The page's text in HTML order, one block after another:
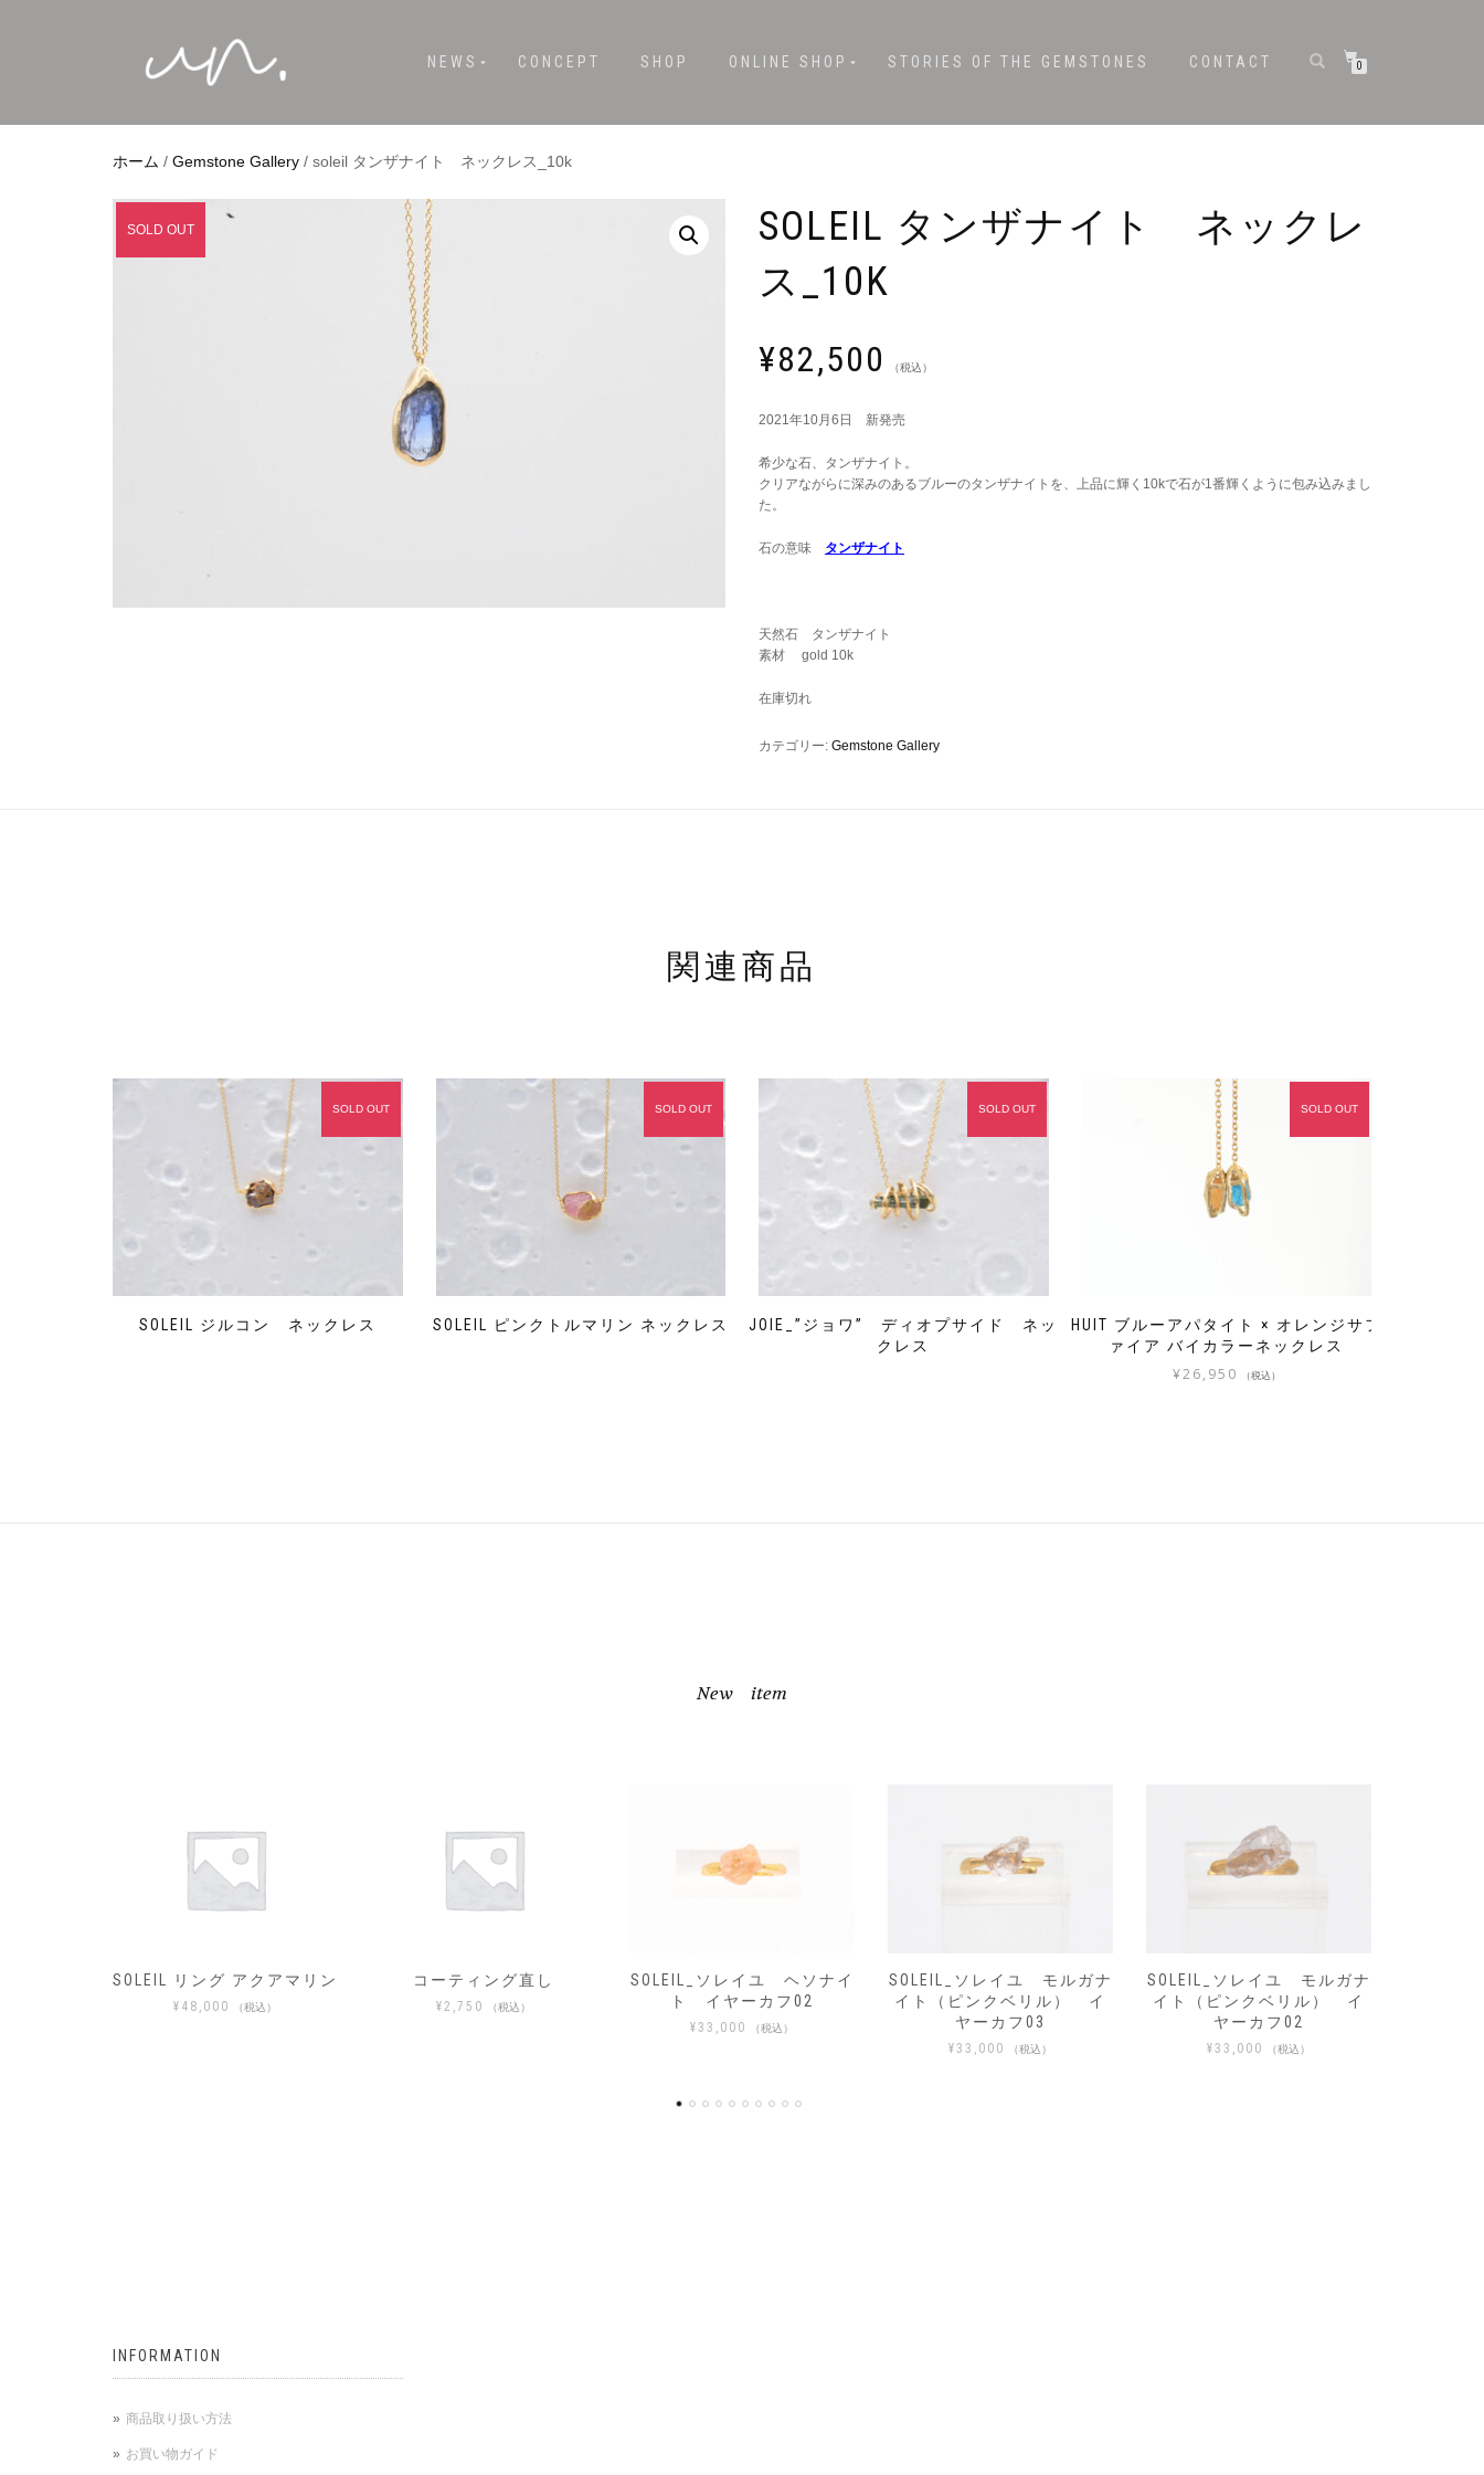
NEWS CONCEPT SHOP ONLINE SHOP STORIES OF THE GEMSTONES CONTACT 0
ホーム / Gemstone Gallery / soleil タンザナイト ネックレス_10k
SOLD OUT
SOLEIL タンザナイト ネックレ
ス_10K
¥82,500 （税込）
2021年10月6日 新発売
希少な石、タンザナイト。
クリアながらに深みのあるブルーのタンザナイトを、上品に輝く10kで石が1番輝くように包み込みまし
た。
石の意味 タンザナイト
天然石 タンザナイト
素材 gold 10k
在庫切れ
カテゴリー: Gemstone Gallery
関連商品
SOLEIL ジルコン ネックレス
SOLD OUT
SOLEIL ピンクトルマリン ネックレス
SOLD OUT
JOIE_”ジョワ” ディオプサイド ネッ
クレス
SOLD OUT
HUIT ブルーアパタイト × オレンジサフ
ァイア バイカラーネックレス
¥26,950 （税込）
SOLD OUT
New item
コーティング直し
¥2,750 （税込）
SOLEIL_ソレイユ ヘソナイ
ト イヤーカフ02
SOLEIL_ソレイユ モルガナ
イト（ピンクベリル） イ
ヤーカフ03
SOLEIL_ソレイユ モルガナ
イト（ピンクベリル） イ
ヤーカフ02
¥ 33,000 （税込）
LIBRE_リーブル スクエア
リング
¥34,100 （税込）
INFORMATION
商品取り扱い方法
お買い物ガイド